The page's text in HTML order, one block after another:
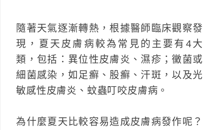
隨著天氣逐漸轉熱，根據醫師臨床觀察發
現，夏天皮膚病較為常見的主要有4大
類，包括：異位性皮膚炎、濕疹；黴菌或
細菌感染，如足癬、股癬、汗斑，以及光
敏感性皮膚炎、蚊蟲叮咬皮膚病。
為什麼夏天比較容易造成皮膚病發作呢？